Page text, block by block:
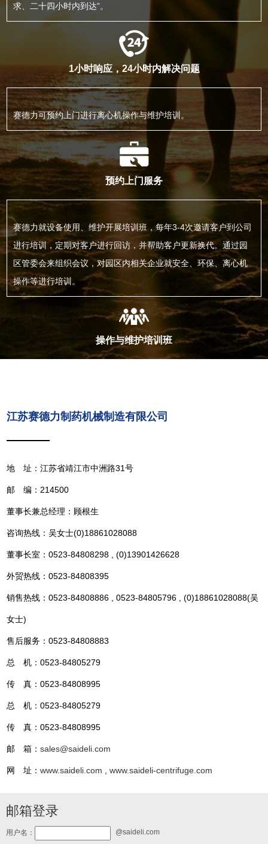
求、二十四小时内到达”。
1小时响应，24小时内解决问题
赛德力可预约上门进行离心机操作与维护培训。
预约上门服务
赛德力就设备使用、维护开展培训班，每年3-4次邀请客户到公司
进行培训，定期对客户进行回访，并帮助客户更新换代。通过园
区管委会来组织会议，对园区内相关企业就安全、环保、离心机
操作等进行培训。
操作与维护培训班
江苏赛德力制药机械制造有限公司
地 址：江苏省靖江市中洲路31号
邮 编：214500
董事长兼总经理：顾根生
咨询热线：吴女士(0)18861028088
董事长室：0523-84808298 , (0)13901426628
外贸热线：0523-84808395
销售热线：0523-84808886 , 0523-84805796 , (0)18861028088(吴
女士)
售后服务：0523-84808883
总 机：0523-84805279
传 真：0523-84808995
总 机：0523-84805279
传 真：0523-84808995
邮 箱：sales@saideli.com
网 址：www.saideli.com ,www.saideli-centrifuge.com
邮箱登录
用户名： @saideli.com